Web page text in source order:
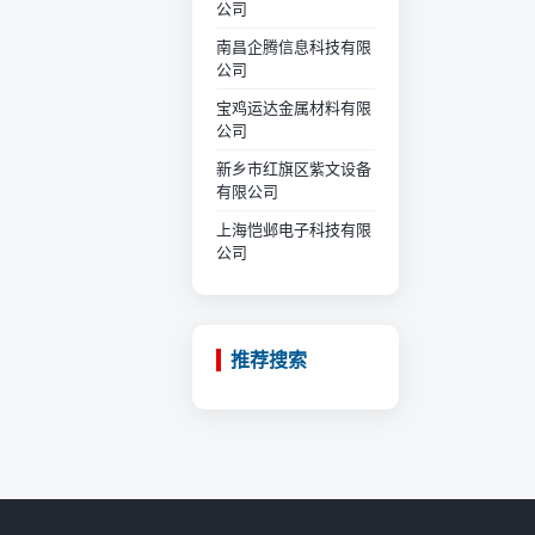
公司
南昌企腾信息科技有限
公司
宝鸡运达金属材料有限
公司
新乡市红旗区紫文设备
有限公司
上海恺邺电子科技有限
公司
推荐搜索